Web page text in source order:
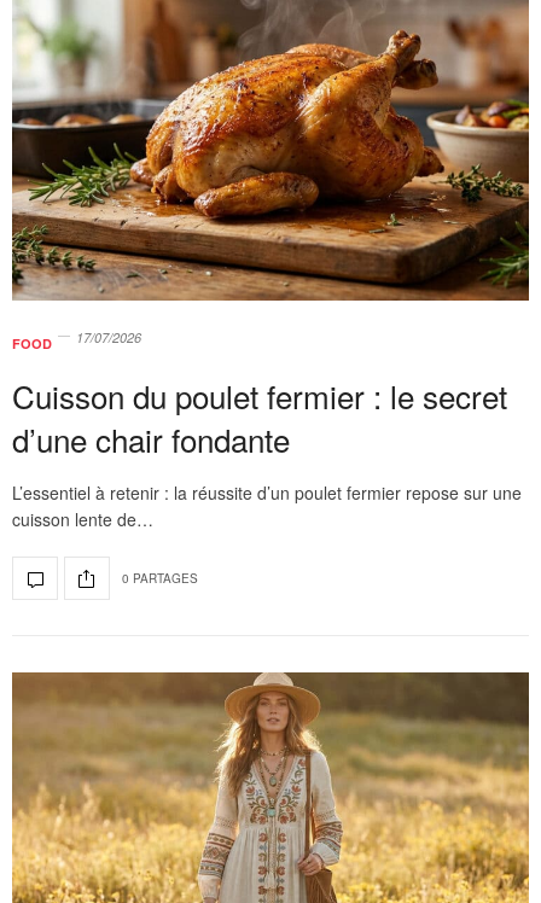
FOOD 17/07/2026
Cuisson du poulet fermier : le secret
d’une chair fondante
L’essentiel à retenir : la réussite d’un poulet fermier repose sur une
cuisson lente de…
0 PARTAGES